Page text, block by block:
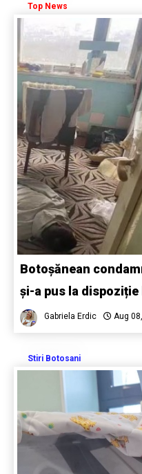
Top News
Botoșănean
și-a pus la
Gabriela Erdic Aug
Stiri Botosani